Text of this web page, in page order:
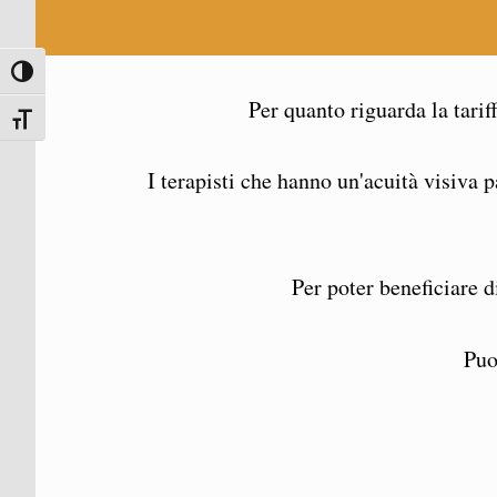
ATTIVA/DISATTIVA ALTO CONTRASTO
ATTIVA/DISATTIVA DIMENSIONE TESTO
Per quanto riguarda la
I terapisti che hanno un'acuità visiva
Per poter beneficiare